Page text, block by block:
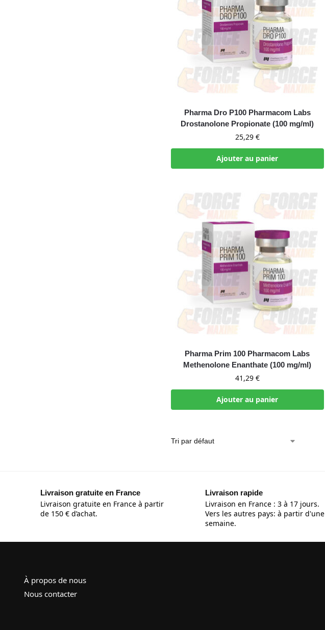
Pharma Dro P100 Pharmacom Labs
Drostanolone Propionate (100 mg/ml)
25,29 €
Ajouter au panier
Pharma Prim 100 Pharmacom Labs
Methenolone Enanthate (100 mg/ml)
41,29 €
Ajouter au panier
Livraison gratuite en France
Livraison gratuite en France à partir
de 150 € d’achat.
Livraison rapide
Livraison en France : 3 à 17 jours.
Vers les autres pays: à partir d'une
semaine.
À propos de nous
Nous contacter